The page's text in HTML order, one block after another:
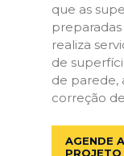
que as
realiza
de
de parede,
correção
AGENDE